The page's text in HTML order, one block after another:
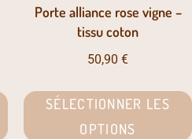
Porte alliance rose vigne –
tissu coton
50,90 €
SÉLECTIONNER LES
OPTIONS